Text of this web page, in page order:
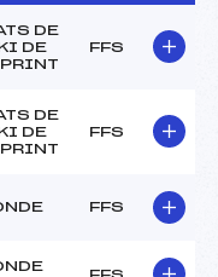
DE
DE
FFS
DE
DE
FFS
FFS
FFS